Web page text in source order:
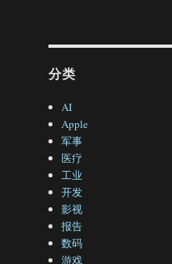
分类
AI
Apple
军事
医疗
工业
开发
影视
报告
数码
游戏